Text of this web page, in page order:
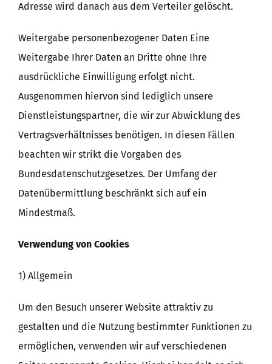
Adresse wird danach aus dem Verteiler gelöscht.
Weitergabe personenbezogener Daten Eine
Weitergabe Ihrer Daten an Dritte ohne Ihre
ausdrückliche Einwilligung erfolgt nicht.
Ausgenommen hiervon sind lediglich unsere
Dienstleistungspartner, die wir zur Abwicklung des
Vertragsverhältnisses benötigen. In diesen Fällen
beachten wir strikt die Vorgaben des
Bundesdatenschutzgesetzes. Der Umfang der
Datenübermittlung beschränkt sich auf ein
Mindestmaß.
Verwendung von Cookies
1) Allgemein
Um den Besuch unserer Website attraktiv zu
gestalten und die Nutzung bestimmter Funktionen zu
ermöglichen, verwenden wir auf verschiedenen